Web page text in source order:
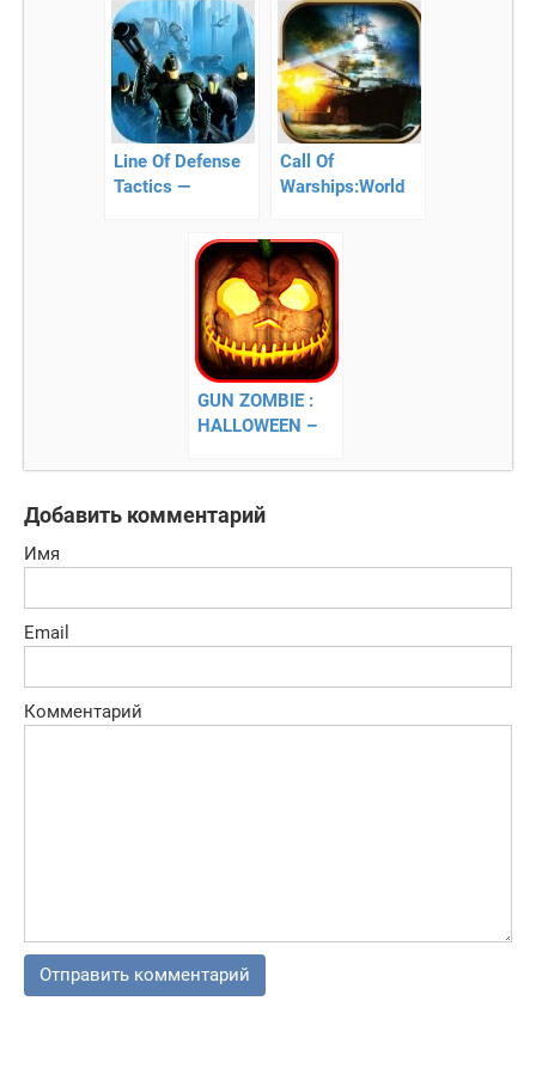
Line Of Defense
Tactics —
Call Of
Warships:World
сражения!
GUN ZOMBIE :
HALLOWEEN –
зомби!
Добавить комментарий
Имя
Email
Комментарий